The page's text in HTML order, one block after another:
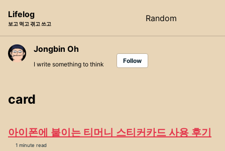
navigation
Lifelog
보고 먹고 겪고 쓰고
Random
Jongbin Oh
I write something to think Follow
card
아이폰에 붙이는 티머니 스티커카드 사용 후기
1 minute read